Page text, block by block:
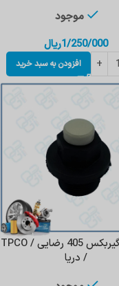
موجود
1/250/000ریال
افزودن به سبد خرید
سوپاپ گیربکس 405 رضایی / TPCO
/ دریا